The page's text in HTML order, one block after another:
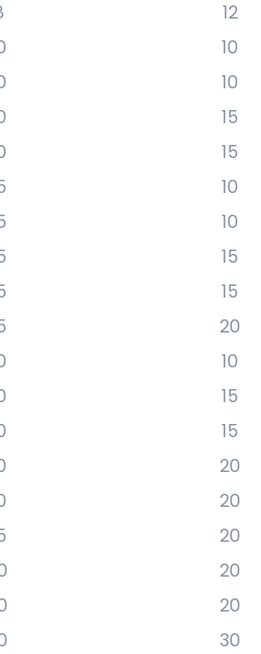
12
10
10
15
15
10
10
15
15
20
10
15
15
20
20
20
20
20
30